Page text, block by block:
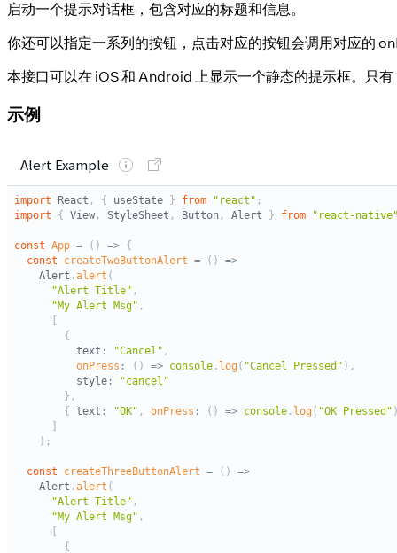
启动一个提示对话框，包含对应的标题和信息。
你还可以指定一系列的按钮，点击对应的按钮会调用对应的
本接口可以在 iOS 和 Android 上显示一个静态的提示框。只
示例